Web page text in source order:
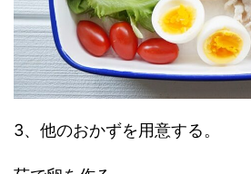
3、他のおかずを用意する。